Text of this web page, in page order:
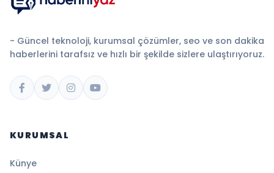
- Güncel teknoloji, kurumsal çözümler, seo ve son dakika
haberlerini tarafsız ve hızlı bir şekilde sizlere ulaştırıyoruz.
KURUMSAL
Künye